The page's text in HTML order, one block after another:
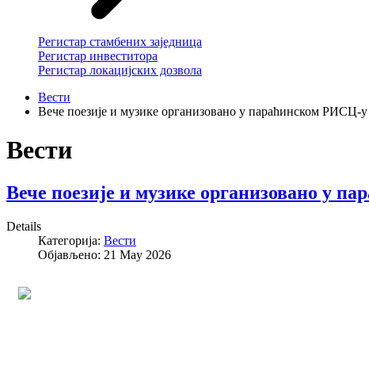
Регистар стамбених заједница
Регистар инвеститора
Регистар локацијских дозвола
Вести
Вече поезије и музике организовано у параћинском РИСЦ-у
Вести
Вече поезије и музике организовано у
Details
Категорија: Вести
Објављено: 21 May 2026